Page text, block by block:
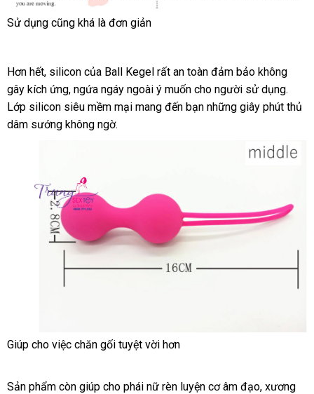
Sử dụng rẻ
cũng bảng
khá là đơn giản
link
web
Hơn hếtchính
hãng
, silicon Trung
Quốc
của Ball Kegel hướng
dẫn
rất an toàn đảm bảo không
gây kích ứngTrung
Quốc
, ngứa ngáy ngoài ý muốn cho người sử dụngthanh
toán
.
Lớp silicon siêu mềm mại mang đến bạn nước
những giây phút thủ
dâm sướng không ngờ.
Giúp cho việc chăn gối tuyệt vời hơn
Sản phẩm còn giúp cho phái nữ rèn luyện cơ âm đạođại
, xương